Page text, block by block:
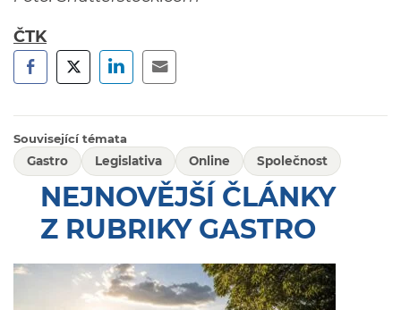
ČTK
Související témata
Gastro
Legislativa Online Společnost
NEJNOVĚJŠÍ ČLÁNKY
Z RUBRIKY GASTRO